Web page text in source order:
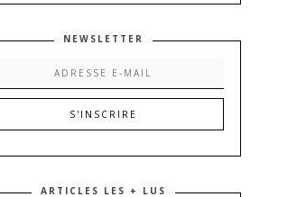
NEWSLETTER
ARTICLES LES + LUS